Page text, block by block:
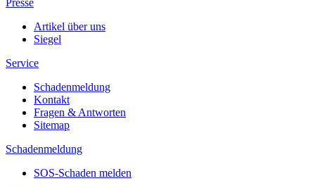
Presse
Artikel über uns
Siegel
Service
Schadenmeldung
Kontakt
Fragen & Antworten
Sitemap
Schadenmeldung
SOS-Schaden melden